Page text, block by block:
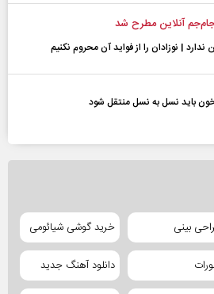
آنلاین مطرح شد
ندارد | نوزادان را از فواید آن محروم نکنیم
باید نسل به نسل منتقل شود
بینی خرید گوشی شیائومی
دانلود آهنگ جدید